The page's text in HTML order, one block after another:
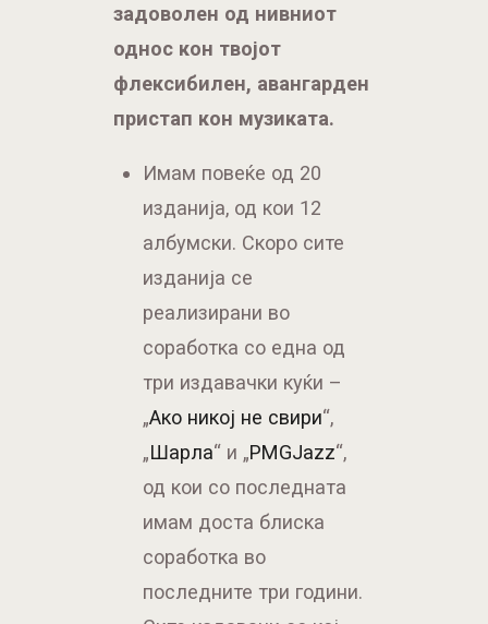
задоволен од нивниот
однос кон твојот
флексибилен, авангарден
пристап кон музиката.
Имам повеќе од 20
изданија, од кои 12
албумски. Скоро сите
изданија се
реализирани во
соработка со една од
три издавачки куќи –
„Ако никој не свири“,
„Шарла“ и „PMGJazz“,
од кои со последната
имам доста блиска
соработка во
последните три години.